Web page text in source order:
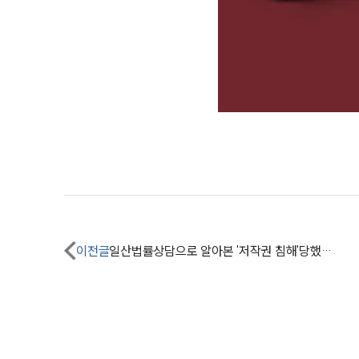
이전글 일산법률상담으로 알아본 '저작권 침해'당했을 때 대응방안은?